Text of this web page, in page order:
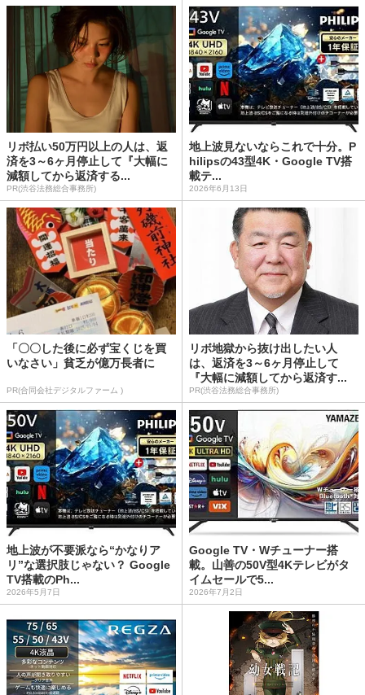
リボ払い50万円以上の人は、返
済を3～6ヶ月停止して『大幅に
減額してから返済する...
PR(渋谷法務総合事務所)
地上波見ないならこれで十分。P
hilipsの43型4K・Google TV搭
載テ...
2026年6月13日
「〇〇した後に必ず宝くじを買
いなさい」貧乏が億万長者に
PR(合同会社デジタルファーム )
リボ地獄から抜け出したい人
は、返済を3～6ヶ月停止して
『大幅に減額してから返済す...
PR(渋谷法務総合事務所)
地上波が不要派なら“かなりア
リ”な選択肢じゃない？ Google
TV搭載のPh...
2026年5月7日
Google TV・Wチューナー搭
載。山善の50V型4Kテレビがタ
イムセールで5...
2026年7月2日